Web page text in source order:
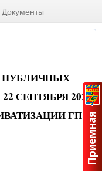
Документы
ПУБЛИЧНЫХ
СЕНТЯБРЯ 2025
ГП